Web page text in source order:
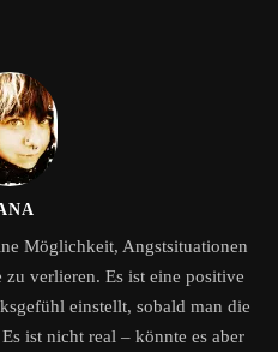
Möglichkeit, Angstsituationen
verlieren. Es ist eine positive
einstellt, sobald man die
ist nicht real – könnte es aber